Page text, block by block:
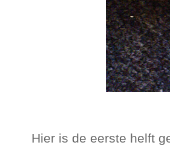
Hier is de eerste helft